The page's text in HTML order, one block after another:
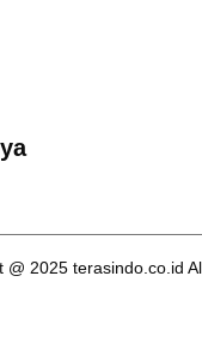
@ 2025 terasindo.co.id